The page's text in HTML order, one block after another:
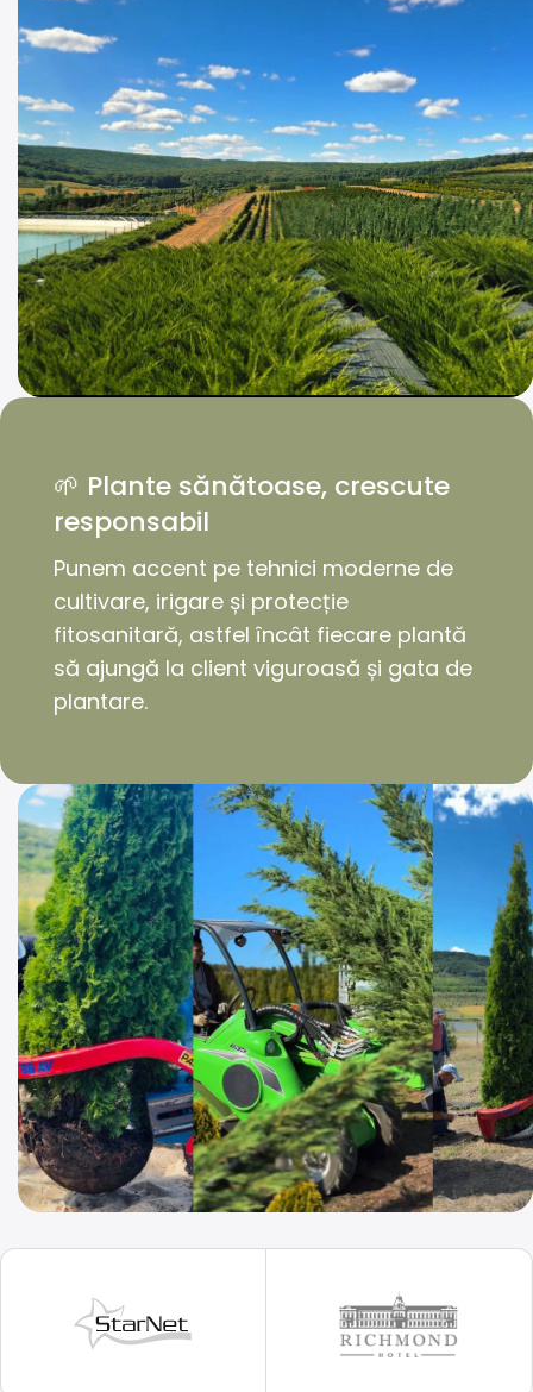
🌱 Plante sănătoase, crescute
responsabil
Punem accent pe tehnici moderne de
cultivare, irigare și protecție
fitosanitară, astfel încât fiecare plantă
să ajungă la client viguroasă și gata de
plantare.